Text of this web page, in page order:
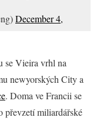
December 4,
se Vieira vrhl na
newyorských City a
. Doma ve Francii se
převzetí miliardářské